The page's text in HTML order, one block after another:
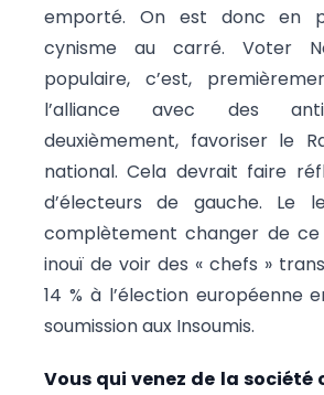
emporté. On est donc en
cynisme au carré. Voter
populaire, c’est,
l’alliance avec des
deuxièmement, favoriser le
national. Cela devrait faire
d’électeurs de gauche. Le
complètement changer de
inouï de voir des « chefs »
14 % à l’élection européenne
soumission aux Insoumis.
Vous qui venez de la société